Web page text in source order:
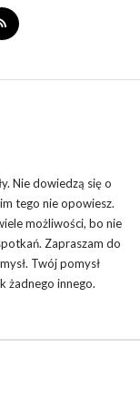
Nie dowiedzą się o
tego nie opowiesz.
możliwości, bo nie
Zapraszam do
Twój pomysł
żadnego innego.